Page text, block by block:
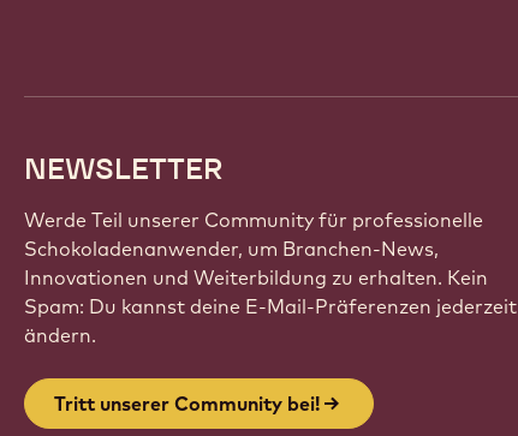
NEWSLETTER
Werde Teil unserer Community für professionelle
Schokoladenanwender, um Branchen-News,
Innovationen und Weiterbildung zu erhalten. Kein
Spam: Du kannst deine E-Mail-Präferenzen jederzeit
ändern.
Tritt unserer Community bei!